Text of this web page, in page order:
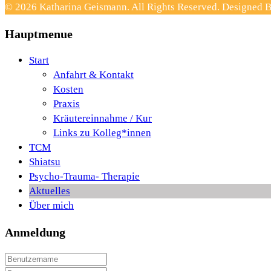
© 2026 Katharina Geismann. All Rights Reserved. Designed
Hauptmenue
Start
Anfahrt & Kontakt
Kosten
Praxis
Kräutereinnahme / Kur
Links zu Kolleg*innen
TCM
Shiatsu
Psycho-Trauma- Therapie
Aktuelles
Über mich
Anmeldung